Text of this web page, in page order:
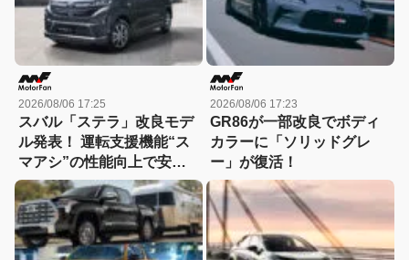
2026/08/06 17:25
スバル「ステラ」改良モデ
ル発表！ 運転支援機能“ス
マアシ”の性能向上で安心
感さらにアップ
2026/08/06 17:23
GR86が一部改良でボディ
カラーに「ソリッドグレ
ー」が復活！